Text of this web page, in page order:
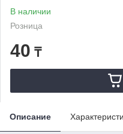
В наличии
Розница
40 ₸
Описание